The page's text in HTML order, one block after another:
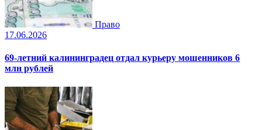
Право
17.06.2026
69-летний калининградец отдал курьеру мошенников 6
млн рублей